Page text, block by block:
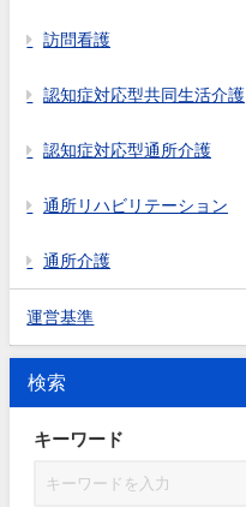
訪問看護
認知症対応型共同生活介護
認知症対応型通所介護
通所リハビリテーション
通所介護
運営基準
検索
キーワード